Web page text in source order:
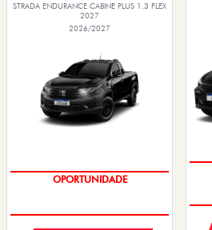
STRADA ENDURANCE CABINE PLUS 1.3 FLEX
2027
2026/2027
PREÇOS REDUZIDOS